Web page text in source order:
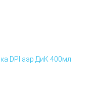
DPI аэр ДиК 400мл